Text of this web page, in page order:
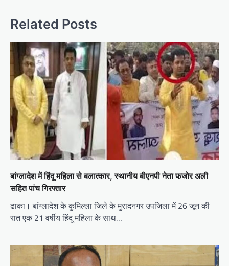
Related Posts
बांग्लादेश में हिंदू महिला से बलात्कार, स्थानीय बीएनपी नेता फजोर अली
सहित पांच गिरफ्तार
ढाका। बांग्लादेश के कुमिल्ला जिले के मुरादनगर उपजिला में 26 जून की
रात एक 21 वर्षीय हिंदू महिला के साथ…